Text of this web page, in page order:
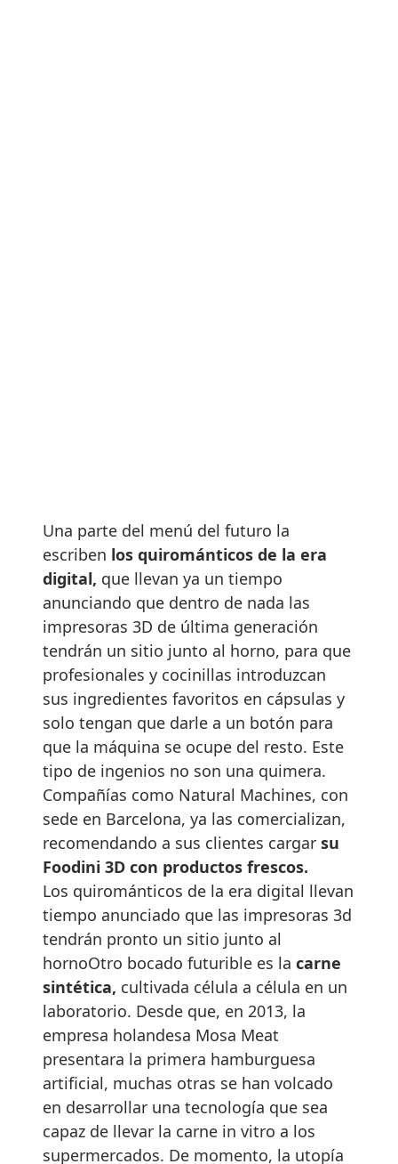
Una parte del menú del futuro la
escriben los quirománticos de la era
digital, que llevan ya un tiempo
anunciando que dentro de nada las
impresoras 3D de última generación
tendrán un sitio junto al horno, para que
profesionales y cocinillas introduzcan
sus ingredientes favoritos en cápsulas y
solo tengan que darle a un botón para
que la máquina se ocupe del resto. Este
tipo de ingenios no son una quimera.
Compañías como Natural Machines, con
sede en Barcelona, ya las comercializan,
recomendando a sus clientes cargar su
Foodini 3D con productos frescos.
Los quirománticos de la era digital llevan
tiempo anunciado que las impresoras 3d
tendrán pronto un sitio junto al
hornoOtro bocado futurible es la carne
sintética, cultivada célula a célula en un
laboratorio. Desde que, en 2013, la
empresa holandesa Mosa Meat
presentara la primera hamburguesa
artificial, muchas otras se han volcado
en desarrollar una tecnología que sea
capaz de llevar la carne in vitro a los
supermercados. De momento, la utopía